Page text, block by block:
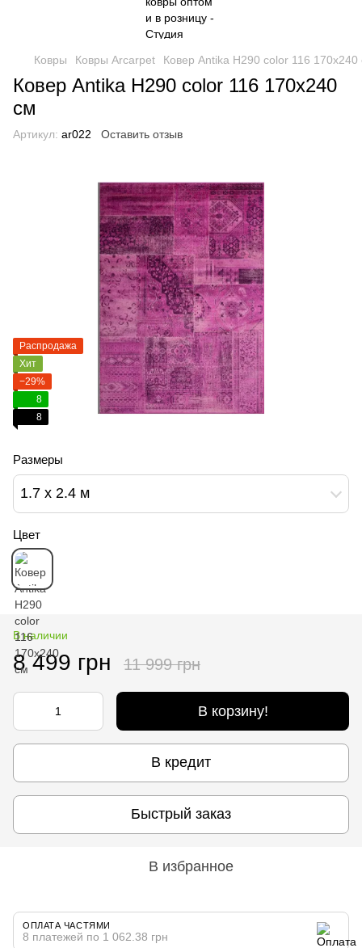
Ковры Ковры Arcarpet Ковер Antika H290 color 116 170x240
Ковер Antika H290 color 116 170x240
см
Артикул: ar022 Оставить отзыв
Распродажа
Хит
−29%
8
8
Размеры
1.7 х 2.4 м
Цвет
В наличии
8 499 грн 11 999 грн
В корзину!
В кредит
Быстрый заказ
В избранное
ОПЛАТА ЧАСТЯМИ
8 платежей по 1 062.38 грн